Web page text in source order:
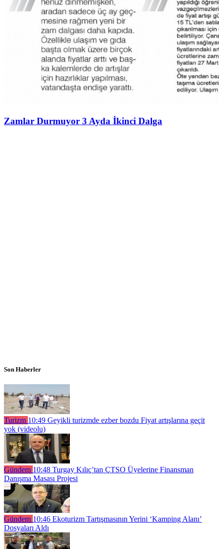
Zamlar Durmuyor 3 Ayda İkinci Dalga
Son Haberler
Turizm 10:49 Geyikli turizmde ezber bozdu Fiyat artışlarına geçit
yok (videolu)
Gündem 10:48 Turgay Kılıç’tan ÇTSO Üyelerine Finansman
Danışma Masası Projesi
Gündem 10:46 Ekoturizm Tartışmasının Yerini ‘Kamping Alanı’
Dosyaları Aldı